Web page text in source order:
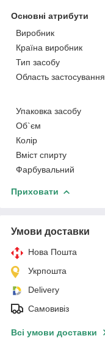
Основні атрибути
Виробник
Країна виробник
Тип засобу
Область застосування
Упаковка засобу
Об`єм
Колір
Вміст спирту
Фарбувальний
Приховати
Умови доставки
Нова Пошта
Укрпошта
Delivery
Самовивіз
Всі умови доставки